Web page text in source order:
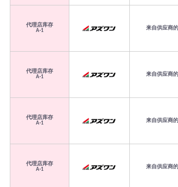
代理店库存
A-1
来自供应商的
代理店库存
A-1
来自供应商的
代理店库存
A-1
来自供应商的
代理店库存
A-1
来自供应商的